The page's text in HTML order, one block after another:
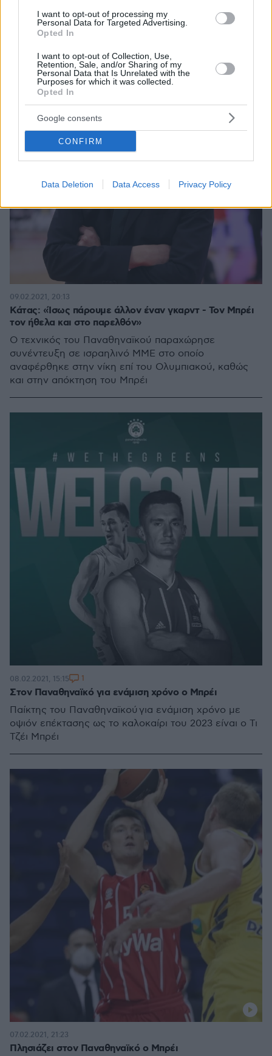
I want to opt-out of processing my
Personal Data for Targeted Advertising.
Opted In
I want to opt-out of Collection, Use,
Retention, Sale, and/or Sharing of my
Personal Data that Is Unrelated with the
Purposes for which it was collected.
Opted In
Google consents
CONFIRM
Data Deletion Data Access Privacy Policy
Κάτας: «Ίσως πάρουμε άλλον έναν γκαρντ - Τον Μπρέι
τον ήθελα και στο παρελθόν»
Ο τεχνικός του Παναθηναϊκού παραχώρησε
συνέντευξη σε ισραηλινό ΜΜΕ στο οποίο
αναφέρθηκε στην νίκη επί του Ολυμπιακού, καθώς
και στην απόκτηση του Μπρέι
09.02.2021, 20:13
Στον Παναθηναϊκό για ενάμιση χρόνο ο Μπρέι
Παίκτης του Παναθηναϊκού για ενάμιση χρόνο με
οψιόν επέκτασης ως το καλοκαίρι του 2023 είναι ο Τι
Τζέι Μπρέι
08.02.2021, 15:15 1
Πλησιάζει στον Παναθηναϊκό ο Μπρέι
07.02.2021, 21:23